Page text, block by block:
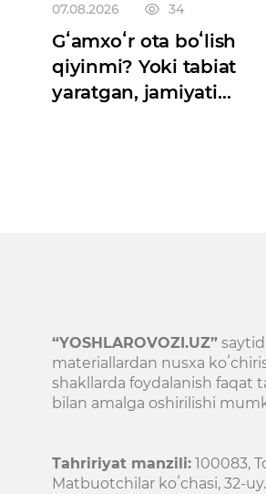
07.08.2026 34
Gʻamxoʻr ota boʻlish
qiyinmi? Yoki tabiat
yaratgan, jamiyati
“YOSHLAROVOZI.UZ”
materiallardan nusxa
shakllarda foydalanish faqat
bilan amalga oshirilishi
Tahririyat manzili: 100083,
Matbuotchilar koʻchasi, 32-uy.